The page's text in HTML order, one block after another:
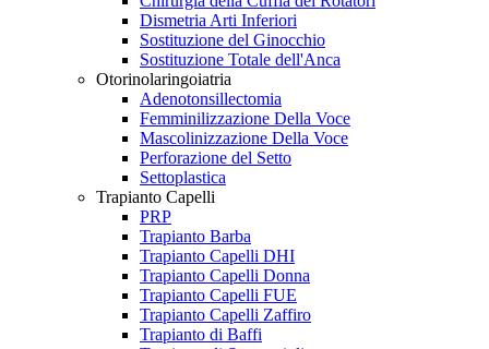
Dismetria Arti Inferiori
Sostituzione del Ginocchio
Sostituzione Totale dell'Anca
Otorinolaringoiatria
Adenotonsillectomia
Femminilizzazione Della Voce
Mascolinizzazione Della Voce
Perforazione del Setto
Settoplastica
Trapianto Capelli
PRP
Trapianto Barba
Trapianto Capelli DHI
Trapianto Capelli Donna
Trapianto Capelli FUE
Trapianto Capelli Zaffiro
Trapianto di Baffi